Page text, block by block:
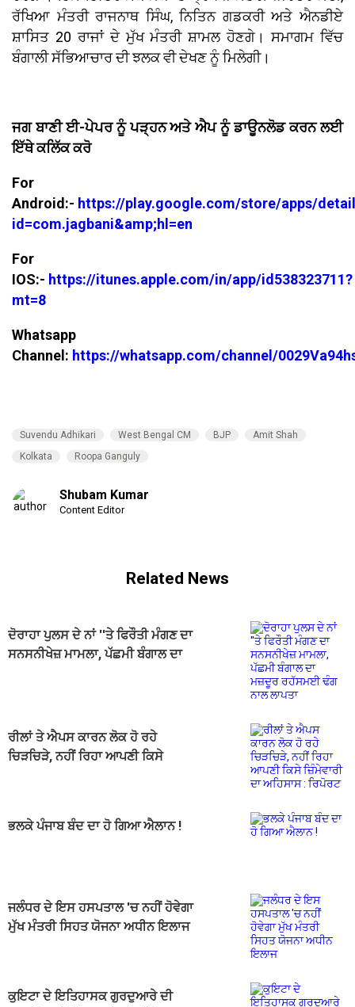
ਰੱਖਿਆ ਮੰਤਰੀ ਰਾਜਨਾਥ ਸਿੰਘ, ਨਿਤਿਨ ਗਡਕਰੀ ਅਤੇ ਐਨਡੀਏ
ਸ਼ਾਸਿਤ 20 ਰਾਜਾਂ ਦੇ ਮੁੱਖ ਮੰਤਰੀ ਸ਼ਾਮਲ ਹੋਣਗੇ। ਸਮਾਗਮ ਵਿੱਚ
ਬੰਗਾਲੀ ਸੱਭਿਆਚਾਰ ਦੀ ਝਲਕ ਵੀ ਦੇਖਣ ਨੂੰ ਮਿਲੇਗੀ।
ਜਗ ਬਾਣੀ ਈ-ਪੇਪਰ ਨੂੰ ਪੜ੍ਹਨ ਅਤੇ ਐਪ ਨੂੰ ਡਾਊਨਲੋਡ ਕਰਨ ਲਈ
ਇੱਥੇ ਕਲਿੱਕ ਕਰੋ
For
Android:- https://play.google.com/store/apps/
id=com.jagbani&amp;hl=en
For
IOS:- https://itunes.apple.com/in/app/id538323711?
mt=8
Whatsapp
Channel: https://whatsapp.com/channel/
Suvendu Adhikari West Bengal CM BJP
Amit Shah
Kolkata
Roopa Ganguly
Shubam Kumar
Content Editor
Related News
ਦੋਰਾਹਾ ਪੁਲਸ ਦੇ ਨਾਂ ''ਤੇ ਫਿਰੌਤੀ ਮੰਗਣ ਦਾ
ਸਨਸਨੀਖੇਜ਼ ਮਾਮਲਾ, ਪੱਛਮੀ ਬੰਗਾਲ ਦਾ
ਰੀਲਾਂ ਤੇ ਐਪਸ ਕਾਰਨ ਲੋਕ ਹੋ ਰਹੇ
ਚਿੜਚਿੜੇ, ਨਹੀਂ ਰਿਹਾ ਆਪਣੀ ਕਿਸੇ
ਭਲਕੇ ਪੰਜਾਬ ਬੰਦ ਦਾ ਹੋ ਗਿਆ ਐਲਾਨ !
ਜਲੰਧਰ ਦੇ ਇਸ ਹਸਪਤਾਲ 'ਚ ਨਹੀਂ ਹੋਵੇਗਾ
ਮੁੱਖ ਮੰਤਰੀ ਸਿਹਤ ਯੋਜਨਾ ਅਧੀਨ ਇਲਾਜ
ਕੁਇਟਾ ਦੇ ਇਤਿਹਾਸਕ ਗੁਰਦੁਆਰੇ ਦੀ